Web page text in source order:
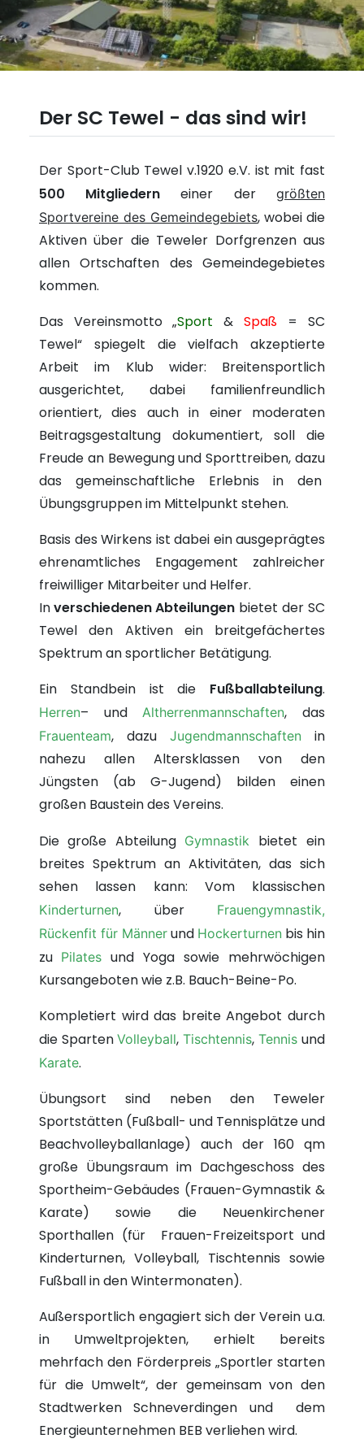
Der SC Tewel - das sind wir!
Der Sport-Club Tewel v.1920 e.V. ist mit fast
500 Mitgliedern einer der größten
Sportvereine des Gemeindegebiets, wobei die
Aktiven über die Teweler Dorfgrenzen aus
allen Ortschaften des Gemeindegebietes
kommen.
Das Vereinsmotto „Sport & Spaß = SC
Tewel“ spiegelt die vielfach akzeptierte
Arbeit im Klub wider: Breitensportlich
ausgerichtet, dabei familienfreundlich
orientiert, dies auch in einer moderaten
Beitragsgestaltung dokumentiert, soll die
Freude an Bewegung und Sporttreiben, dazu
das gemeinschaftliche Erlebnis in den
Übungsgruppen im Mittelpunkt stehen.
Basis des Wirkens ist dabei ein ausgeprägtes
ehrenamtliches Engagement zahlreicher
freiwilliger Mitarbeiter und Helfer.
Inverschiedenen Abteilungen bietet der SC
Tewel den Aktiven ein breitgefächertes
Spektrum an sportlicher Betätigung.
Ein Standbein ist die Fußballabteilung.
Herren– und Altherrenmannschaften, das
Frauenteam, dazu Jugendmannschaften in
nahezu allen Altersklassen von den
Jüngsten (ab G-Jugend) bilden einen
großen Baustein des Vereins.
Die große Abteilung Gymnastik bietet ein
breites Spektrum an Aktivitäten, das sich
sehen lassen kann: Vom klassischen
Kinderturnen, über
Frauengymnastik,
Rückenfit für Männer und Hockerturnen bis hin
zu Pilates und Yoga sowie mehrwöchigen
Kursangeboten wie z.B. Bauch-Beine-Po.
Kompletiert wird das breite Angebot durch
die Sparten Volleyball, Tischtennis, Tennis und
Karate.
Übungsort sind neben den Teweler
Sportstätten (Fußball- und Tennisplätze und
Beachvolleyballanlage) auch der 160 qm
große Übungsraum im Dachgeschoss des
Sportheim-Gebäudes (Frauen-Gymnastik &
Karate) sowie die Neuenkirchener
Sporthallen (für Frauen-Freizeitsport und
Kinderturnen, Volleyball, Tischtennis sowie
Fußball in den Wintermonaten).
Außersportlich engagiert sich der Verein u.a.
in Umweltprojekten, erhielt bereits
mehrfach den Förderpreis „Sportler starten
für die Umwelt“, der gemeinsam von den
Stadtwerken Schneverdingen und dem
Energieunternehmen BEB verliehen wird.